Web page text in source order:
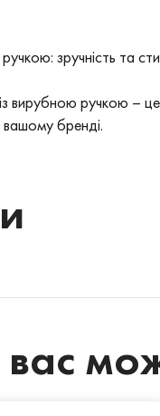
зручність та
вирубною ручкою – це
бренді.